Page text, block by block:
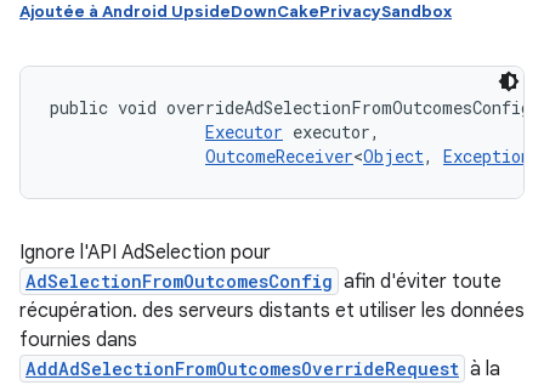
Ajoutée à Android UpsideDownCakePrivacySandbox
public void
Executor executor,
OutcomeReceiver<Object, Exception
Ignore l'API AdSelection pour
AdSelectionFromOutcomesConfig afin d'éviter toute
récupération. des serveurs distants et utiliser les données
fournies dans
AddAdSelectionFromOutcomesOverrideRequest à la